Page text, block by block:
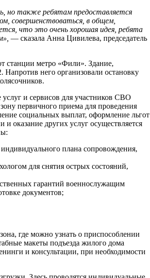
но также ребятам предоставляется
совершенствоваться, в общем,
что это очень хорошая идея, ребята
— сказала Анна Цивилева, председатель
станции метро «Фили». Здание,
Напротив него организовали остановку
и сервисов для участников СВО
первичного приема для проведения
социальных выплат, оформление льгот
оказание других услуг осуществляется
плана сопровождения,
для снятия острых состояний,
гарантий военнослужащим
документов;
где можно узнать о приспособлении
макеты подъезда жилого дома
и консультации, при необходимости